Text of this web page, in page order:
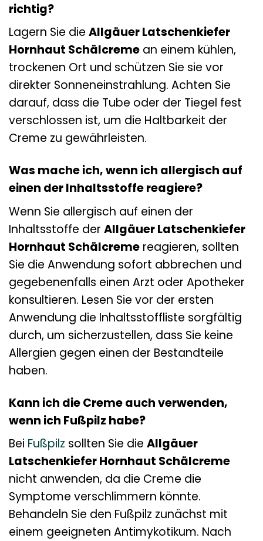
richtig?
Lagern Sie die Allgäuer Latschenkiefer
Hornhaut Schälcreme an einem kühlen,
trockenen Ort und schützen Sie sie vor
direkter Sonneneinstrahlung. Achten Sie
darauf, dass die Tube oder der Tiegel fest
verschlossen ist, um die Haltbarkeit der
Creme zu gewährleisten.
Was mache ich, wenn ich allergisch auf
einen der Inhaltsstoffe reagiere?
Wenn Sie allergisch auf einen der
Inhaltsstoffe der Allgäuer Latschenkiefer
Hornhaut Schälcreme reagieren, sollten
Sie die Anwendung sofort abbrechen und
gegebenenfalls einen Arzt oder Apotheker
konsultieren. Lesen Sie vor der ersten
Anwendung die Inhaltsstoffliste sorgfältig
durch, um sicherzustellen, dass Sie keine
Allergien gegen einen der Bestandteile
haben.
Kann ich die Creme auch verwenden,
wenn ich Fußpilz habe?
Bei Fußpilz sollten Sie die Allgäuer
Latschenkiefer Hornhaut Schälcreme
nicht anwenden, da die Creme die
Symptome verschlimmern könnte.
Behandeln Sie den Fußpilz zunächst mit
einem geeigneten Antimykotikum. Nach